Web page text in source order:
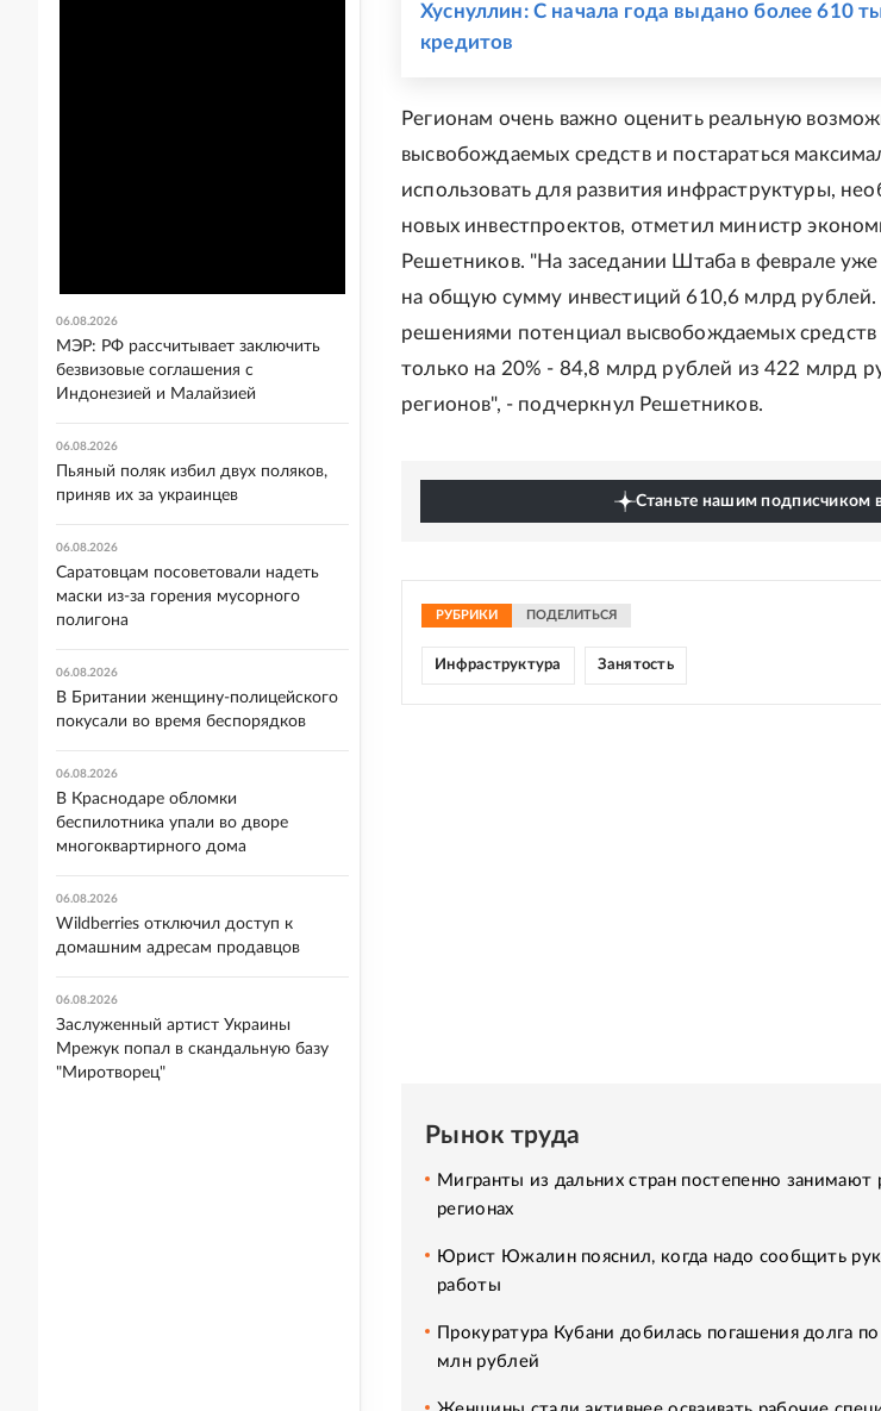
Хуснуллин: С начала года выдано более 610
кредитов
Регионам очень важно оценить реальную
высвобождаемых средств и постараться
использовать для развития инфраструктуры,
новых инвестпроектов, отметил министр
Решетников. "На заседании Штаба в феврале
на общую сумму инвестиций 610,6 млрд
решениями потенциал высвобождаемых средств
только на 20% - 84,8 млрд рублей из 422 млрд
регионов", - подчеркнул Решетников.
Станьте нашим подписчиком
РУБРИКИ ПОДЕЛИТЬСЯ
Инфраструктура Занятость
Рынок труда
Мигранты из дальних стран постепенно занимают
регионах
Юрист Южалин пояснил, когда надо сообщить
работы
Прокуратура Кубани добилась погашения долга
млн рублей
06.08.2026
МЭР: РФ рассчитывает заключить
безвизовые соглашения с
Индонезией и Малайзией
06.08.2026
Пьяный поляк избил двух поляков,
приняв их за украинцев
06.08.2026
Саратовцам посоветовали надеть
маски из-за горения мусорного
полигона
06.08.2026
В Британии женщину-полицейского
покусали во время беспорядков
06.08.2026
В Краснодаре обломки
беспилотника упали во дворе
многоквартирного дома
06.08.2026
Wildberries отключил доступ к
домашним адресам продавцов
06.08.2026
Заслуженный артист Украины
Мрежук попал в скандальную базу
"Миротворец"